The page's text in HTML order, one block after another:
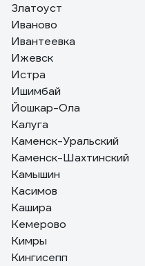
Златоуст
Иваново
Ивантеевка
Ижевск
Истра
Ишимбай
Йошкар-Ола
Калуга
Каменск-Уральский
Каменск-Шахтинский
Камышин
Касимов
Кашира
Кемерово
Кимры
Кингисепп